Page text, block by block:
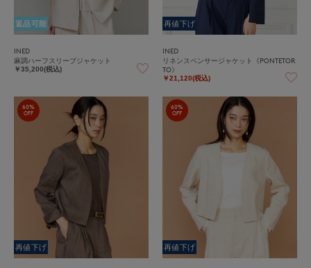
返品可能
INED
麻調ハーフスリーブジャケット
￥35,200(税込)
再値下げ
INED
リネンスペンサージャケット《PONTETOR
TO》
￥21,120(税込)
60%
OFF
再値下げ
60%
OFF
再値下げ